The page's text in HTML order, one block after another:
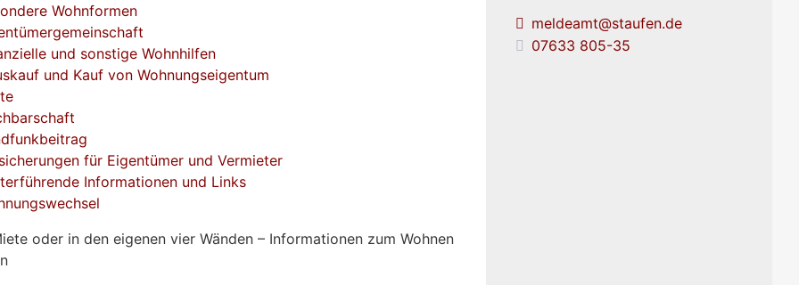
Wohnformen
und sonstige Wohnhilfen
und Kauf von Wohnungseigentum
für Eigentümer und Vermieter
Informationen und Links
oder in den eigenen vier Wänden – Informationen zum Wohnen
meldeamt@staufen.de
07633 805-35